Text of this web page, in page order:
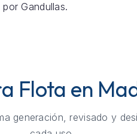
Gandullas.
Flota en
generación, revisado y